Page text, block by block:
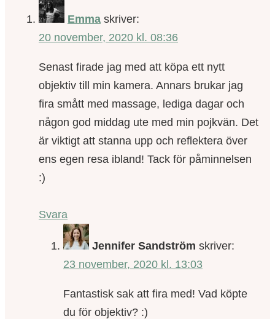
Emma skriver:
20 november, 2020 kl. 08:36
Senast firade jag med att köpa ett nytt
objektiv till min kamera. Annars brukar jag
fira smått med massage, lediga dagar och
någon god middag ute med min pojkvän. Det
är viktigt att stanna upp och reflektera över
ens egen resa ibland! Tack för påminnelsen
:)
Svara
Jennifer Sandström skriver:
23 november, 2020 kl. 13:03
Fantastisk sak att fira med! Vad köpte
du för objektiv? :)